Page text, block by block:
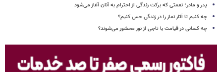
پدر و مادر؛ نعمتی که برکت زندگی از احترام به آنان آغاز می‌شود
چه کنیم تا آثار نماز را در زندگی حس کنیم؟
چه کسانی در قیامت با تاجی از نور محشور می‌شوند؟